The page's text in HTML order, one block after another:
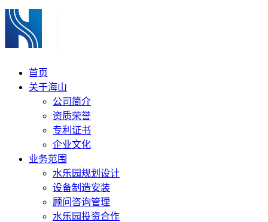
首页
关于海山
公司简介
资质荣誉
专利证书
企业文化
业务范围
水乐园规划设计
设备制造安装
顾问咨询管理
水乐园投资合作